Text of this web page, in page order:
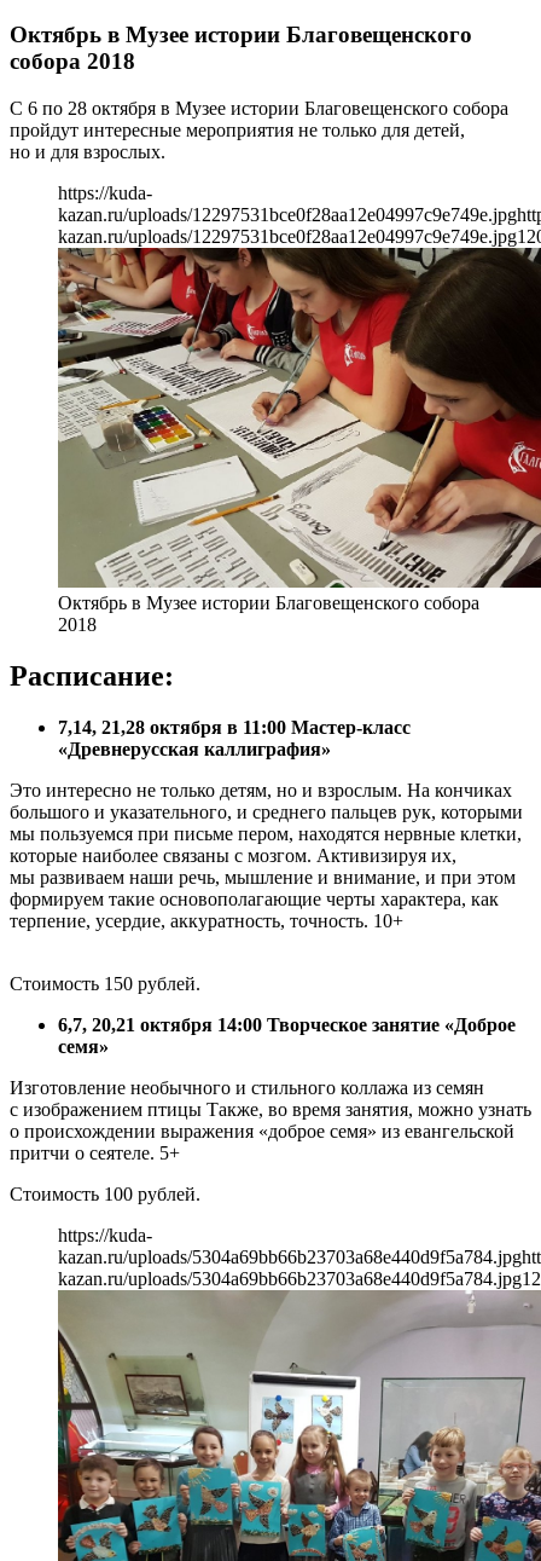
Октябрь в Музее истории Благовещенского
собора 2018
С 6 по 28 октября в Музее истории Благовещенского собора
пройдут интересные мероприятия не только для детей,
но и для взрослых.
https://kuda-
kazan.ru/uploads/12297531bce0f28aa12e04997c9e749e.jpg
kazan.ru/uploads/12297531bce0f28aa12e04997c9e749e.jpg
Октябрь в Музее истории Благовещенского собора
2018
Расписание:
7,14, 21,28 октября в 11:00 Мастер-класс
«Древнерусская каллиграфия»
Это интересно не только детям, но и взрослым. На кончиках
большого и указательного, и среднего пальцев рук, которыми
мы пользуемся при письме пером, находятся нервные клетки,
которые наиболее связаны с мозгом. Активизируя их,
мы развиваем наши речь, мышление и внимание, и при этом
формируем такие основополагающие черты характера, как
терпение, усердие, аккуратность, точность. 10+
Стоимость 150 рублей.
6,7, 20,21 октября 14:00 Творческое занятие «Доброе
семя»
Изготовление необычного и стильного коллажа из семян
с изображением птицы Также, во время занятия, можно узнать
о происхождении выражения «доброе семя» из евангельской
притчи о сеятеле. 5+
Стоимость 100 рублей.
https://kuda-
kazan.ru/uploads/5304a69bb66b23703a68e440d9f5a784.jpg
kazan.ru/uploads/5304a69bb66b23703a68e440d9f5a784.jpg